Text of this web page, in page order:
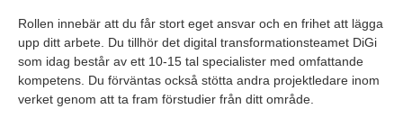
Rollen innebär att du får stort eget ansvar och en frihet att lägga
upp ditt arbete. Du tillhör det digital transformationsteamet DiGi
som idag består av ett 10-15 tal specialister med omfattande
kompetens. Du förväntas också stötta andra projektledare inom
verket genom att ta fram förstudier från ditt område.